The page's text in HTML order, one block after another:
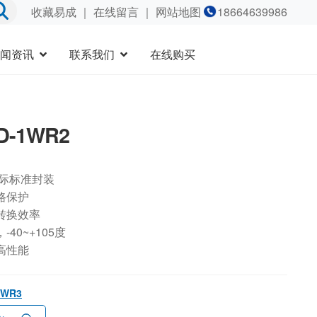
收藏易成｜ 在线留言｜ 网站地图 18664639986
资讯 联系我们 在线购买
1WR2
标准封装
保护
换效率
-40~+105度
性能